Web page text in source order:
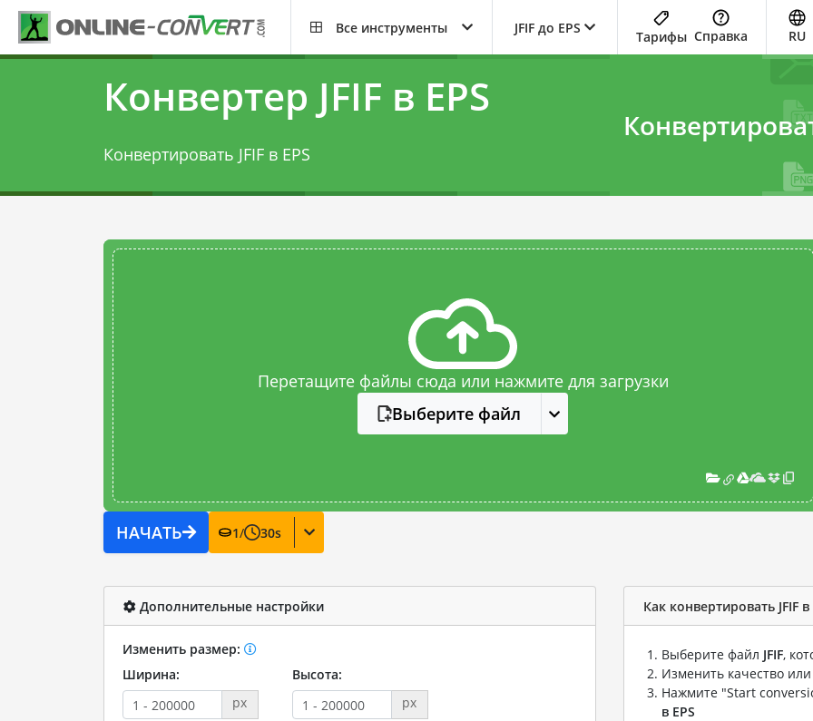
Все инструменты JFIF до EPS
Тарифы Справка RU
Конвертер JFIF в EPS
Конвертировать JFIF в EPS
Перетащите файлы сюда или нажмите для загрузки
Выберите файл
НАЧАТЬ 1/ 30s
Дополнительные настройки
Изменить размер:
Ширина:
px
Высота:
px
Как конвертировать JFIF
Выберите файл JFIF,
Изменить качество
Нажмите "Start
в EPS